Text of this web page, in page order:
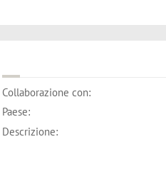
Collaborazione con:
Paese:
Descrizione: